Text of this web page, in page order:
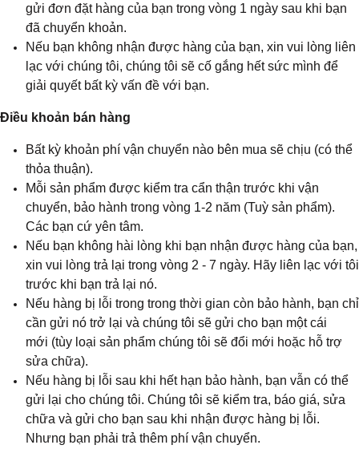
gửi đơn đặt hàng của bạn trong vòng 1 ngày sau khi bạn
đã chuyển khoản.
Nếu bạn không nhận được hàng của bạn, xin vui lòng liên
lạc với chúng tôi, chúng tôi sẽ cố gắng hết sức mình để
giải quyết bất kỳ vấn đề với bạn.
Điều khoản bán hàng
Bất kỳ khoản phí vận chuyển nào bên mua sẽ chịu (có thể
thỏa thuận).
Mỗi sản phẩm được kiểm tra cẩn thận trước khi vận
chuyển, bảo hành trong vòng 1-2 năm (Tuỳ sản phẩm).
Các bạn cứ yên tâm.
Nếu bạn không hài lòng khi bạn nhận được hàng của bạn,
xin vui lòng trả lại trong vòng 2 - 7 ngày. Hãy liên lạc với tôi
trước khi bạn trả lại nó.
Nếu hàng bị lỗi trong trong thời gian còn bảo hành, bạn chỉ
cần gửi nó trở lại và chúng tôi sẽ gửi cho bạn một cái
mới (tùy loại sản phẩm chúng tôi sẽ đổi mới hoặc hỗ trợ
sửa chữa).
Nếu hàng bị lỗi sau khi hết hạn bảo hành, bạn vẫn có thể
gửi lại cho chúng tôi. Chúng tôi sẽ kiểm tra, báo giá, sửa
chữa và gửi cho bạn sau khi nhận được hàng bị lỗi.
Nhưng bạn phải trả thêm phí vận chuyển.